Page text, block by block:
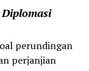
perundingan
perjanjian